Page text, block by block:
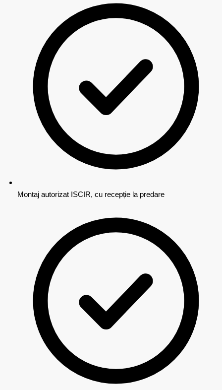
Montaj autorizat ISCIR, cu recepție la predare